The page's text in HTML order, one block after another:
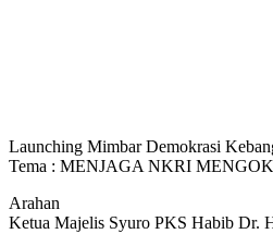
Launching Mimbar Demokrasi
Tema : MENJAGA NKRI
Arahan
Ketua Majelis Syuro PKS Habib Dr.